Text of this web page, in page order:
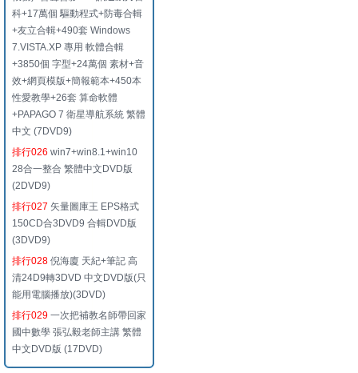
科+17萬個 驅動程式+防毒合輯
+友立合輯+490套 Windows
7.VISTA.XP 專用 軟體合輯
+3850個 字型+24萬個 素材+音
效+網頁模版+簡報範本+450本
性愛教學+26套 算命軟體
+PAPAGO 7 衛星導航系統 繁體
中文 (7DVD9)
排行026 win7+win8.1+win10
28合一整合 繁體中文DVD版
(2DVD9)
排行027 矢量圖庫王 EPS格式
150CD合3DVD9 合輯DVD版
(3DVD9)
排行028 倪海廈 天紀+筆記 高
清24D9轉3DVD 中文DVD版(只
能用電腦播放)(3DVD)
排行029 一次把補教名師帶回家
國中數學 張弘毅老師主講 繁體
中文DVD版 (17DVD)